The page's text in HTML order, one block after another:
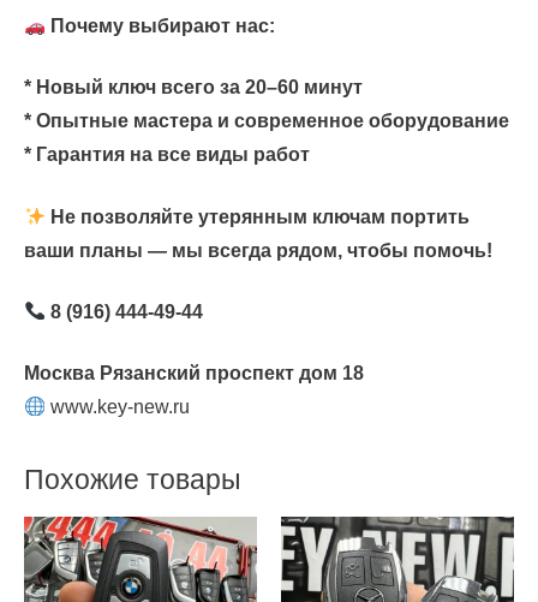
Почему выбирают нас:
* Новый ключ всего за 20–60 минут
* Опытные мастера и современное оборудование
* Гарантия на все виды работ
Не позволяйте утерянным ключам портить
ваши планы — мы всегда рядом, чтобы помочь!
8 (916) 444-49-44
Москва Рязанский проспект дом 18
www.key-new.ru
Похожие товары